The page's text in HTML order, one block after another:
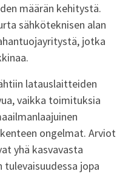
määrän kehitystä.
sähköteknisen alan
jotka
latauslaitteiden
vaikka toimituksia
ongelmat. Arviot
yhä kasvavasta
tulevaisuudessa jopa